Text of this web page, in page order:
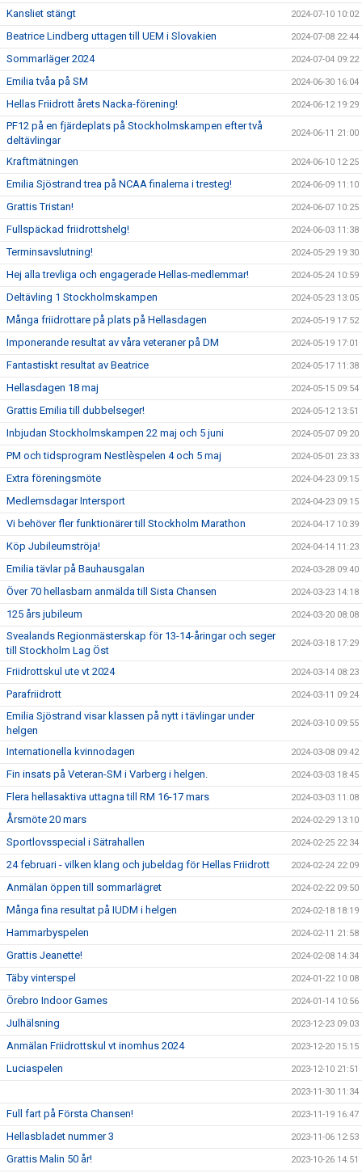
Kansliet stängt 2024-07-10 10:02
Beatrice Lindberg uttagen till UEM i Slovakien 2024-07-08 22:44
Sommarläger 2024 2024-07-04 09:22
Emilia tvåa på SM 2024-06-30 16:04
Hellas Friidrott årets Nacka-förening! 2024-06-12 19:29
PF12 på en fjärdeplats på Stockholmskampen efter två
deltävlingar
2024-06-11 21:00
Kraftmätningen 2024-06-10 12:25
Emilia Sjöstrand trea på NCAA finalerna i tresteg! 2024-06-09 11:10
Grattis Tristan! 2024-06-07 10:25
Fullspäckad friidrottshelg! 2024-06-03 11:38
Terminsavslutning! 2024-05-29 19:30
Hej alla trevliga och engagerade Hellas-medlemmar! 2024-05-24 10:59
Deltävling 1 Stockholmskampen 2024-05-23 13:05
Många friidrottare på plats på Hellasdagen 2024-05-19 17:52
Imponerande resultat av våra veteraner på DM 2024-05-19 17:01
Fantastiskt resultat av Beatrice 2024-05-17 11:38
Hellasdagen 18 maj 2024-05-15 09:54
Grattis Emilia till dubbelseger! 2024-05-12 13:51
Inbjudan Stockholmskampen 22 maj och 5 juni 2024-05-07 09:20
PM och tidsprogram Nestlèspelen 4 och 5 maj 2024-05-01 23:33
Extra föreningsmöte 2024-04-23 09:15
Medlemsdagar Intersport 2024-04-23 09:15
Vi behöver fler funktionärer till Stockholm Marathon 2024-04-17 10:39
Köp Jubileumströja! 2024-04-14 11:23
Emilia tävlar på Bauhausgalan 2024-03-28 09:40
Över 70 hellasbarn anmälda till Sista Chansen 2024-03-23 14:18
125 års jubileum 2024-03-20 08:08
Svealands Regionmästerskap för 13-14-åringar och seger
till Stockholm Lag Öst
2024-03-18 17:29
Friidrottskul ute vt 2024 2024-03-14 08:23
Parafriidrott 2024-03-11 09:24
Emilia Sjöstrand visar klassen på nytt i tävlingar under
helgen
2024-03-10 09:55
Internationella kvinnodagen 2024-03-08 09:42
Fin insats på Veteran-SM i Varberg i helgen. 2024-03-03 18:45
Flera hellasaktiva uttagna till RM 16-17 mars 2024-03-03 11:08
Årsmöte 20 mars 2024-02-29 13:10
Sportlovsspecial i Sätrahallen 2024-02-25 22:34
24 februari - vilken klang och jubeldag för Hellas Friidrott 2024-02-24 22:09
Anmälan öppen till sommarlägret 2024-02-22 09:50
Många fina resultat på IUDM i helgen 2024-02-18 18:19
Hammarbyspelen 2024-02-11 21:58
Grattis Jeanette! 2024-02-08 14:34
Täby vinterspel 2024-01-22 10:08
Örebro Indoor Games 2024-01-14 10:56
Julhälsning 2023-12-23 09:03
Anmälan Friidrottskul vt inomhus 2024 2023-12-20 15:15
Luciaspelen 2023-12-10 21:51
2023-11-30 11:34
Full fart på Första Chansen! 2023-11-19 16:47
Hellasbladet nummer 3 2023-11-06 12:53
Grattis Malin 50 år! 2023-10-26 14:51